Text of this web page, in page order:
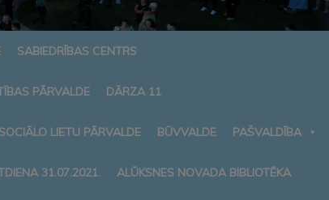
SABIEDRĪBAS CENTRS
PĀRVALDE DĀRZA 11
LIETU PĀRVALDE BŪVVALDE PAŠVALDĪBA
31.07.2021. ALŪKSNES NOVADA BIBLIOTĒKA